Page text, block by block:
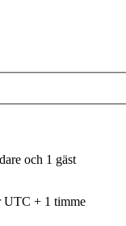
och 1 gäst
UTC + 1 timme